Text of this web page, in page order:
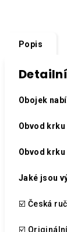
Popis
Obojek
Obvod
Obvod
Jaké jsou
☑️ Česká
☑️